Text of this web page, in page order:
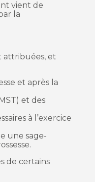
vient de
la
attribuées, et
et après la
et des
à l’exercice
une sage-
de certains